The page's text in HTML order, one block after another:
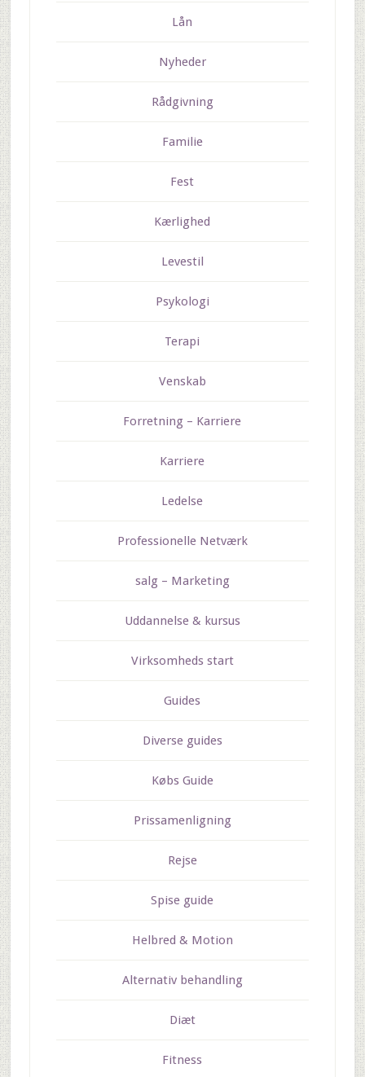
Lån
Nyheder
Rådgivning
Familie
Fest
Kærlighed
Levestil
Psykologi
Terapi
Venskab
Forretning – Karriere
Karriere
Ledelse
Professionelle Netværk
salg – Marketing
Uddannelse & kursus
Virksomheds start
Guides
Diverse guides
Købs Guide
Prissamenligning
Rejse
Spise guide
Helbred & Motion
Alternativ behandling
Diæt
Fitness